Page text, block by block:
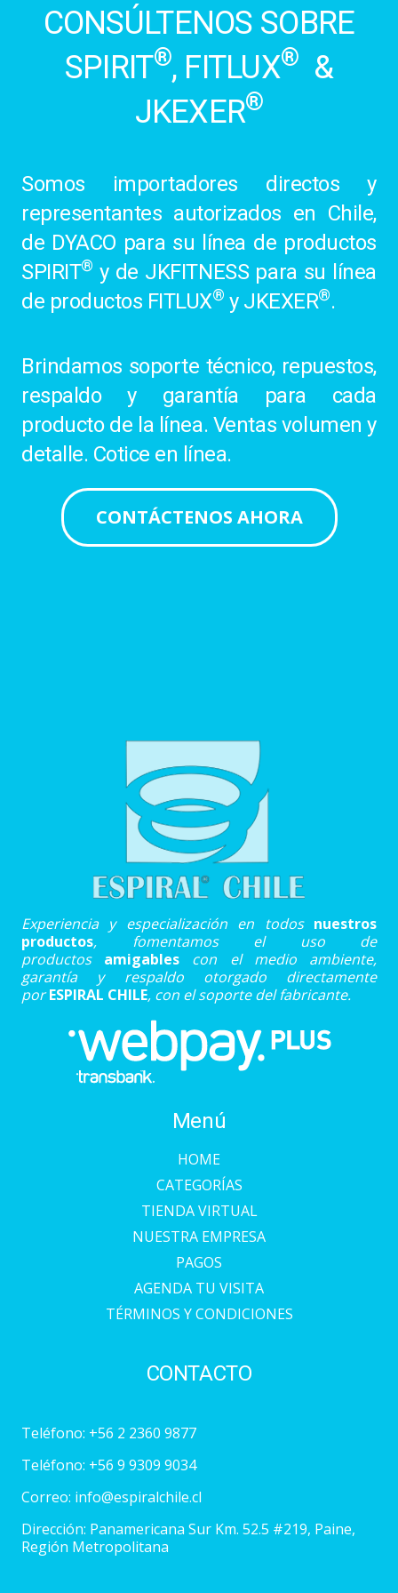
CONSÚLTENOS SOBRE
SPIRIT®, FITLUX® &
JKEXER®
Somos importadores directos y
representantes autorizados en Chile,
de DYACO para su línea de productos
SPIRIT® y de JKFITNESS para su línea
de productos FITLUX® y JKEXER®.
Brindamos soporte técnico, repuestos,
respaldo y garantía para cada
producto de la línea. Ventas volumen y
detalle. Cotice en línea.
CONTÁCTENOS AHORA
Experiencia y especialización en todos nuestros
productos, fomentamos el uso de
productos amigables con el medio ambiente,
garantía y respaldo otorgado directamente
porESPIRAL CHILE, con el soporte del fabricante.
Menú
HOME
CATEGORÍAS
TIENDA VIRTUAL
NUESTRA EMPRESA
PAGOS
AGENDA TU VISITA
TÉRMINOS Y CONDICIONES
CONTACTO
Teléfono: +56 2 2360 9877
Teléfono: +56 9 9309 9034
Correo: info@espiralchile.cl
Dirección: Panamericana Sur Km. 52.5 #219, Paine,
Región Metropolitana